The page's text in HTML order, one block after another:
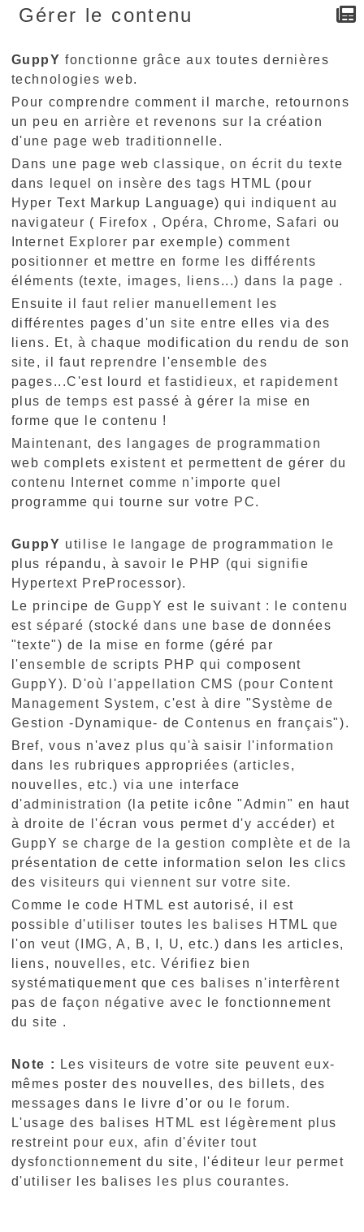
Gérer le contenu
GuppY fonctionne grâce aux toutes dernières
technologies web.
Pour comprendre comment il marche, retournons
un peu en arrière et revenons sur la création
d'une page web traditionnelle.
Dans une page web classique, on écrit du texte
dans lequel on insère des tags HTML (pour
Hyper Text Markup Language) qui indiquent au
navigateur ( Firefox , Opéra, Chrome, Safari ou
Internet Explorer par exemple) comment
positionner et mettre en forme les différents
éléments (texte, images, liens...) dans la page .
Ensuite il faut relier manuellement les
différentes pages d'un site entre elles via des
liens. Et, à chaque modification du rendu de son
site, il faut reprendre l'ensemble des
pages...C'est lourd et fastidieux, et rapidement
plus de temps est passé à gérer la mise en
forme que le contenu !
Maintenant, des langages de programmation
web complets existent et permettent de gérer du
contenu Internet comme n'importe quel
programme qui tourne sur votre PC.
GuppY utilise le langage de programmation le
plus répandu, à savoir le PHP (qui signifie
Hypertext PreProcessor).
Le principe de GuppY est le suivant : le contenu
est séparé (stocké dans une base de données
"texte") de la mise en forme (géré par
l'ensemble de scripts PHP qui composent
GuppY). D'où l'appellation CMS (pour Content
Management System, c'est à dire "Système de
Gestion -Dynamique- de Contenus en français").
Bref, vous n'avez plus qu'à saisir l'information
dans les rubriques appropriées (articles,
nouvelles, etc.) via une interface
d'administration (la petite icône "Admin" en haut
à droite de l'écran vous permet d'y accéder) et
GuppY se charge de la gestion complète et de la
présentation de cette information selon les clics
des visiteurs qui viennent sur votre site.
Comme le code HTML est autorisé, il est
possible d'utiliser toutes les balises HTML que
l'on veut (IMG, A, B, I, U, etc.) dans les articles,
liens, nouvelles, etc. Vérifiez bien
systématiquement que ces balises n'interfèrent
pas de façon négative avec le fonctionnement
du site .
Note :
Les visiteurs de votre site peuvent eux-
mêmes poster des nouvelles, des billets, des
messages dans le livre d'or ou le forum.
L'usage des balises HTML est légèrement plus
restreint pour eux, afin d'éviter tout
dysfonctionnement du site, l'éditeur leur permet
d'utiliser les balises les plus courantes.